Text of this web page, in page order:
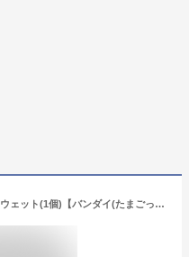
Original Tamagotchi カレッジスウェット(1個)【バンダイ(たまごっち)】